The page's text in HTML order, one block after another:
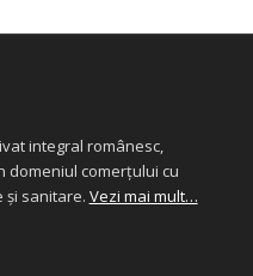
integral românesc,
domeniul comerțului cu
și sanitare. Vezi mai mult…